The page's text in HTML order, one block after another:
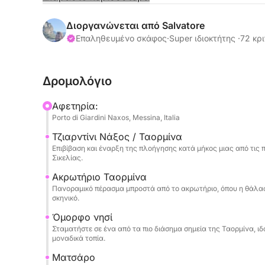
Το ιστιοπλοϊκό ξεκινά προς το Capo Taormina
αυτής της ακτογραμμής, όπου η κρυστάλλινη
ως Κόλπος των Σειρήνων, μια αποκλειστική και
συνδυάζεται με την κομψότητα του κόλπου. Τα
περιβάλλον κάνουν αυτή τη στάση ιδιαίτερα
πλούσιο σε γοητεία και ατμόσφαιρα. Η εκδρομή
χαλάρωση και κολύμβηση με αναπνευστήρα
Διοργανώνεται από Salvatore
Επαληθευμένο σκάφος·Super ιδιοκτήτης ·72
Δρομολόγιο
Αφετηρία:
Porto di Giardini Naxos, Messina, Italia
Τζιαρντίνι Νάξος / Ταορμίνα
Επιβίβαση και έναρξη της πλοήγησης κατά μήκος μιας από τις
Σικελίας.
Ακρωτήριο Ταορμίνα
Πανοραμικό πέρασμα μπροστά από το ακρωτήριο, όπου η
σκηνικό.
Όμορφο νησί
Σταματήστε σε ένα από τα πιο διάσημα σημεία της Ταορμίνα,
μοναδικά τοπία.
Ματσάρο